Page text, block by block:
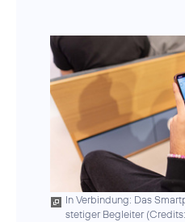
In Verbindung: Das
stetiger Begleiter (